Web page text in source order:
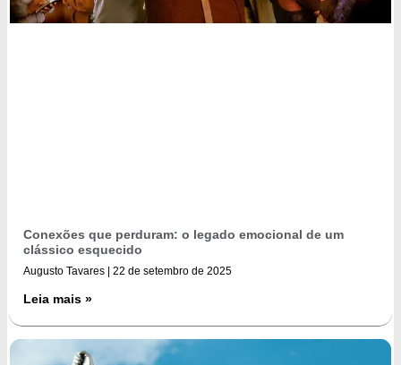
Conexões que perduram: o legado emocional de um
clássico esquecido
Augusto Tavares 22 de setembro de 2025
Leia mais »